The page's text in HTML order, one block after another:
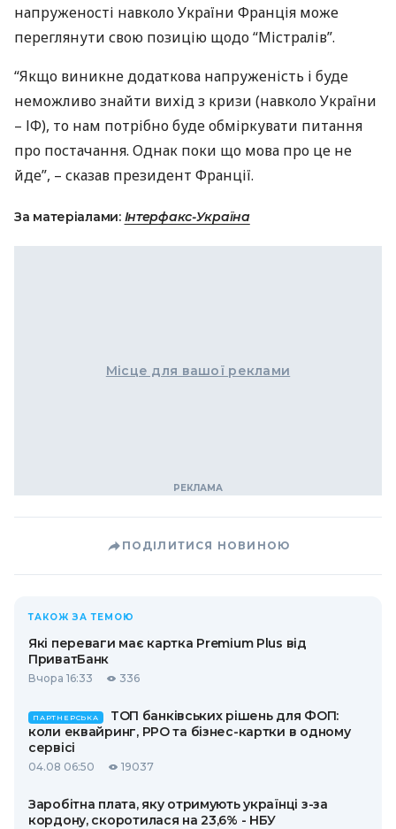
напруженості навколо України Франція може
переглянути свою позицію щодо “Містралів”.
“Якщо виникне додаткова напруженість і буде
неможливо знайти вихід з кризи (навколо України
– ІФ), то нам потрібно буде обміркувати питання
про постачання. Однак поки що мова про це не
йде”, – сказав президент Франції.
За матеріалами: Інтерфакс-Україна
Місце для вашої реклами
ПОДІЛИТИСЯ НОВИНОЮ
ТАКОЖ ЗА ТЕМОЮ
Які переваги має картка Premium Plus від
ПриватБанк
Вчора 16:33 336
ПАРТНЕРСЬКА
ТОП банківських рішень для ФОП:
коли еквайринг, РРО та бізнес-картки в одному
сервісі
04.08 06:50 19037
Заробітна плата, яку отримують українці з-за
кордону, скоротилася на 23,6% - НБУ